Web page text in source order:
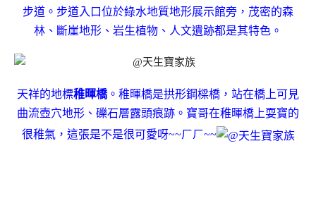
步道。步道入口位於綠水地質地形展示館旁，茂密的森
林、斷崖地形、岩生植物、人文遺跡都是其特色。
天祥的地標稚暉橋。稚暉橋是拱形鋼樑橋，站在橋上可見
曲流壺穴地形、礫石層露頭痕跡。寶哥在稚暉橋上耍寶的
很稚氣，這張是不是很可愛呀~~ㄏㄏ~~